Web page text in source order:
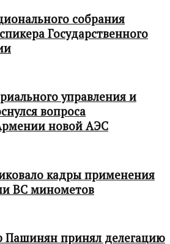
собрания
Государственного
управления и
вопроса
новой АЭС
кадры применения
ВС минометов
Пашинян принял делегацию